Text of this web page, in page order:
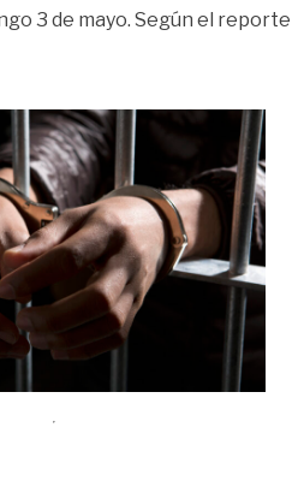
3 de mayo. Según el reporte